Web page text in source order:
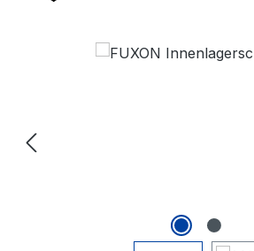
Bildergalerie überspringen